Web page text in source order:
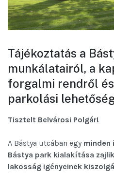
Tájékoztatás a
munkálatairól, a
forgalmi rendről
parkolási
Tisztelt Belvárosi Polgár!
A Bástya utcában egy minden
Bástya park kialakítása
lakosság igényeinek